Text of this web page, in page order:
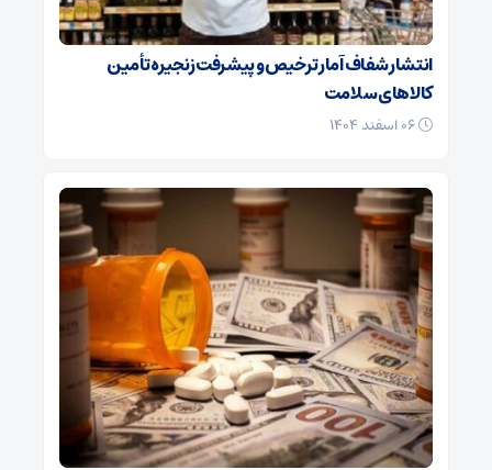
انتشار شفاف آمار ترخیص و پیشرفت زنجیره تأمین
کالاهای سلامت